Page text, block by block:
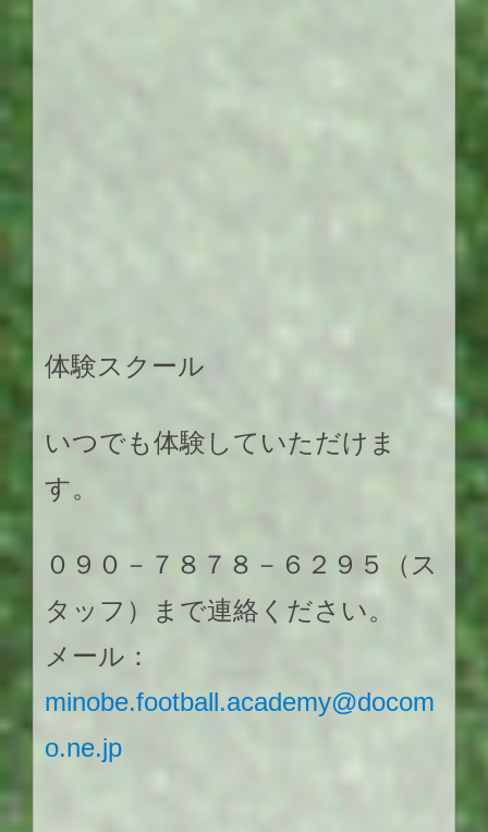
体験スクール
いつでも体験していただけま
す。
０９０－７８７８－６２９５（ス
タッフ）まで連絡ください。
メール：
minobe.football.academy@docom
o.ne.jp